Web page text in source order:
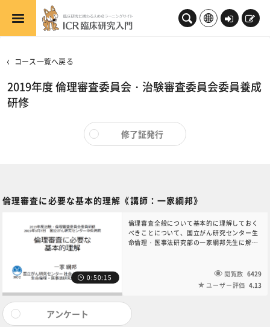
メインコンテンツへスキップする
ロ
新
コース一覧へ戻る
2019年度 倫理審査委員会・治験審査委員会委員養成
研修
修了証発行
倫理審査に必要な基本的理解《講師：一家綱邦》
0:50:15
倫理審査全般について基本的に理解しておく
べきことについて、国立がん研究センター生
命倫理・医事法研究部の一家綱邦先生に解説
在の日本の規制の概要、省令GCPが生まれた
背景にある薬害事案、臨床研究法の要点につ
いて解説されています。
閲覧数 6429
ユーザー評価 4.13
アンケート